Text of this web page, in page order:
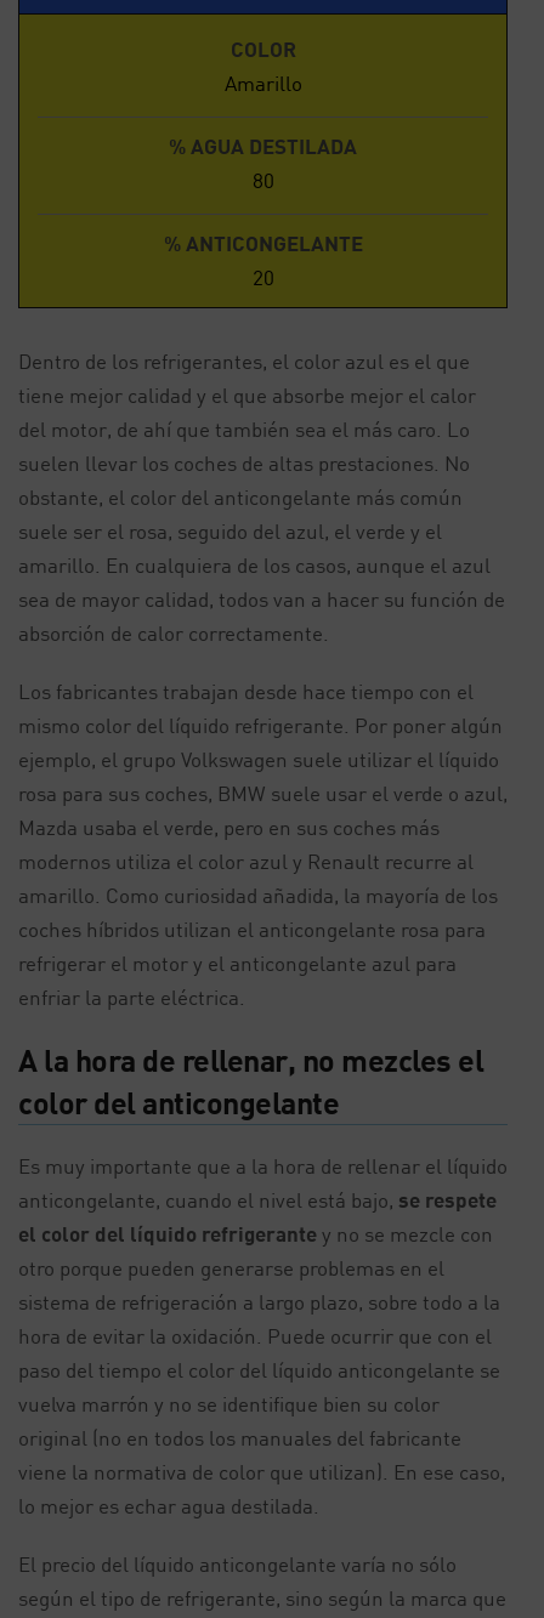
COLOR
Amarillo
% AGUA DESTILADA
80
% ANTICONGELANTE
20
Dentro de los refrigerantes, el color azul es el que
tiene mejor calidad y el que absorbe mejor el calor
del motor, de ahí que también sea el más caro. Lo
suelen llevar los coches de altas prestaciones. No
obstante, el color del anticongelante más común
suele ser el rosa, seguido del azul, el verde y el
amarillo. En cualquiera de los casos, aunque el azul
sea de mayor calidad, todos van a hacer su función de
absorción de calor correctamente.
Los fabricantes trabajan desde hace tiempo con el
mismo color del líquido refrigerante. Por poner algún
ejemplo, el grupo Volkswagen suele utilizar el líquido
rosa para sus coches, BMW suele usar el verde o azul,
Mazda usaba el verde, pero en sus coches más
modernos utiliza el color azul y Renault recurre al
amarillo. Como curiosidad añadida, la mayoría de los
coches híbridos utilizan el anticongelante rosa para
refrigerar el motor y el anticongelante azul para
enfriar la parte eléctrica.
A la hora de rellenar, no mezcles el
color del anticongelante
Es muy importante que a la hora de rellenar el líquido
anticongelante, cuando el nivel está bajo, se respete
el color del líquido refrigerantey no se mezcle con
otro porque pueden generarse problemas en el
sistema de refrigeración a largo plazo, sobre todo a la
hora de evitar la oxidación. Puede ocurrir que con el
paso del tiempo el color del líquido anticongelante se
vuelva marrón y no se identifique bien su color
original (no en todos los manuales del fabricante
viene la normativa de color que utilizan). En ese caso,
lo mejor es echar agua destilada.
El precio del líquido anticongelante varía no sólo
según el tipo de refrigerante, sino según la marca que